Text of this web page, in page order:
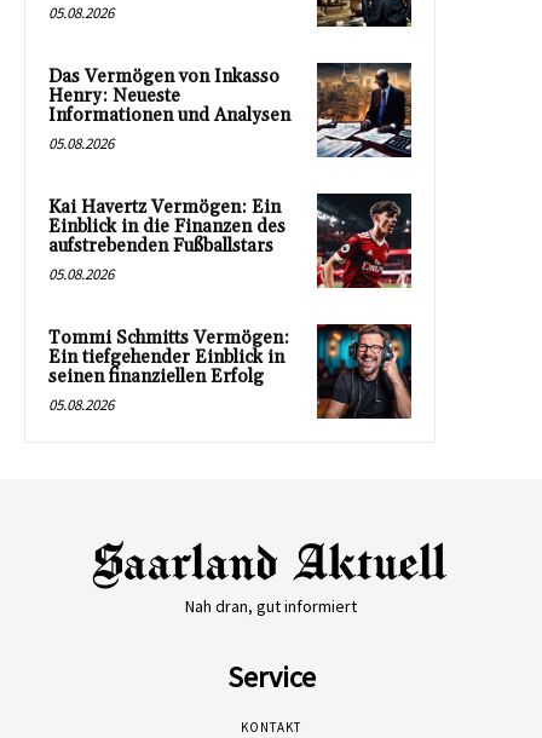
05.08.2026
Das Vermögen von Inkasso
Henry: Neueste
Informationen und Analysen
05.08.2026
Kai Havertz Vermögen: Ein
Einblick in die Finanzen des
aufstrebenden Fußballstars
05.08.2026
Tommi Schmitts Vermögen:
Ein tiefgehender Einblick in
seinen finanziellen Erfolg
05.08.2026
Nah dran, gut informiert
Service
KONTAKT